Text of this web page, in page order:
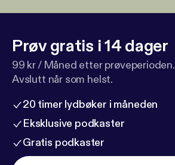
Prøv gratis i 14 dager
99 kr / Måned etter prøveperioden.
Avslutt når som helst.
20 timer lydbøker i måneden
Eksklusive podkaster
Gratis podkaster